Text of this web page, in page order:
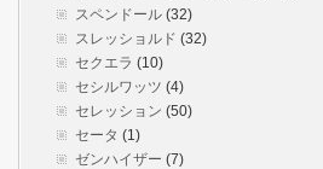
スペンドール (32)
スレッショルド (32)
セクエラ (10)
セシルワッツ (4)
セレッション (50)
セータ (1)
ゼンハイザー (7)